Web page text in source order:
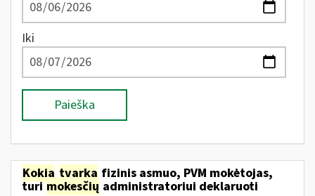
Iki
Paieška
Kokia tvarka fizinis asmuo, PVM mokėtojas,
turimokesčių administratoriui deklaruoti